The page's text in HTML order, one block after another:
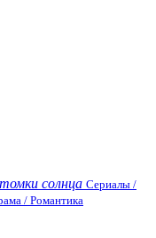
солнца Сериалы /
/ Романтика